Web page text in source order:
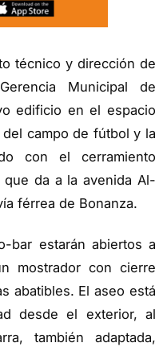
técnico y dirección de
Municipal de
edificio en el espacio
campo de fútbol y la
con el cerramiento
da a la avenida Al-
férrea de Bonanza.
bar estarán abiertos a
mostrador con cierre
abatibles. El aseo está
desde el exterior, al
también adaptada,